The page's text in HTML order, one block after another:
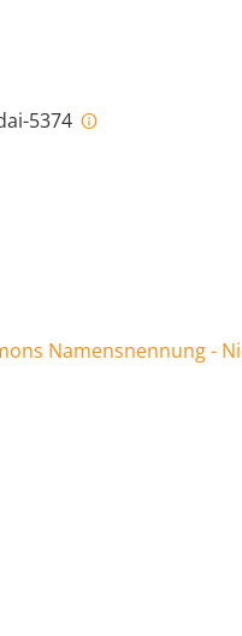
5374
Namensnennung -